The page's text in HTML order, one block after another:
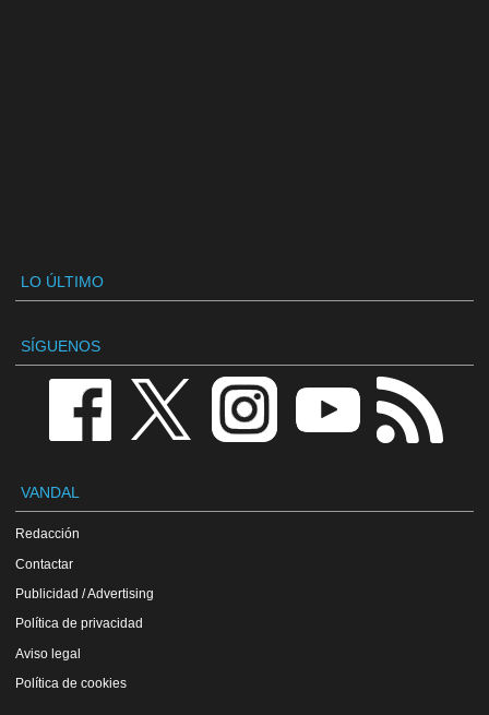
LO ÚLTIMO
SÍGUENOS
VANDAL
Redacción
Contactar
Publicidad / Advertising
Política de privacidad
Aviso legal
Política de cookies